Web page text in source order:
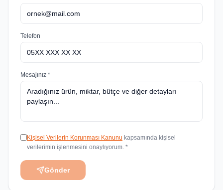
Telefon
Mesajınız *
Kişisel Verilerin Korunması Kanunu kapsamında kişisel
verilerimin işlenmesini onaylıyorum. *
Gönder